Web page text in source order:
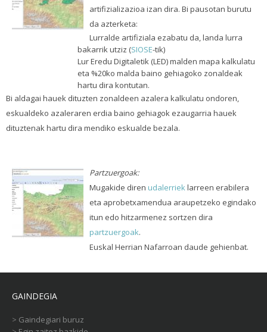
artifizializazioa izan dira. Bi pausotan burutu
da azterketa:
Lurralde artifiziala ezabatu da, landa lurra
bakarrik utziz (SIOSE-tik)
Lur Eredu Digitaletik (LED) malden mapa kalkulatu
eta %20ko malda baino gehiagoko zonaldeak
hartu dira kontutan.
Bi aldagai hauek dituzten zonaldeen azalera kalkulatu ondoren,
eskualdeko azaleraren erdia baino gehiagok ezaugarria hauek
dituztenak hartu dira mendiko eskualde bezala.
Partzuergoak:
Mugakide diren udalerrieklarreen erabilera
eta aprobetxamendua araupetzeko egindako
itun edo hitzarmenez sortzen dira
partzuergoak.
Euskal Herrian Nafarroan daude gehienbat.
GAINDEGIA
> Gaindegiari buruz